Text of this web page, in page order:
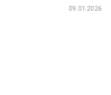
09.01.2026